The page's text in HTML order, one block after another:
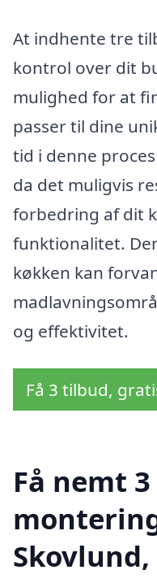
At indhente tre
kontrol over dit
mulighed for at
passer til dine
tid i denne
da det muligvis
forbedring af dit
funktionalitet.
køkken kan
og effektivitet.
Få 3 tilbud,
Få nemt